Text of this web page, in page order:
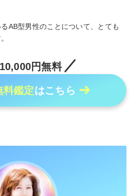
AB型男性のことについて、とても
円無料
料鑑定はこちら